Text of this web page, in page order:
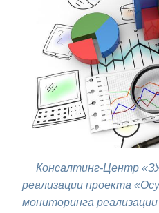
Консалтинг-Центр
реализации проекта
мониторинга